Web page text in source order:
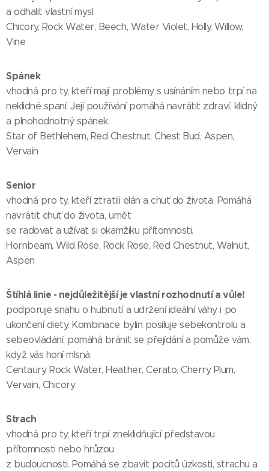
a odhalit vlastní mysl.
Chicory, Rock Water, Beech, Water Violet, Holly, Willow,
Vine
Spánek
vhodná pro ty, kteří mají problémy s usínáním nebo trpí na
neklidné spaní. Její používání pomáhá navrátit zdraví, klidný
a plnohodnotný spánek.
Star of Bethlehem, Red Chestnut, Chest Bud, Aspen,
Vervain
Senior
vhodná pro ty, kteří ztratili elán a chuť do života. Pomáhá
navrátit chuť do života, umět
se radovat a užívat si okamžiku přítomnosti.
Hornbeam, Wild Rose, Rock Rose, Red Chestnut, Walnut,
Aspen
Štíhlá linie - nejdůležitější je vlastní rozhodnutí a vůle!
podporuje snahu o hubnutí a udržení ideální váhy i po
ukončení diety. Kombinace bylin posiluje sebekontrolu a
sebeovládání, pomáhá bránit se přejídání a pomůže vám,
když vás honí mlsná.
Centaury, Rock Water, Heather, Cerato, Cherry Plum,
Vervain, Chicory
Strach
vhodná pro ty, kteří trpí zneklidňující představou
přítomnosti nebo hrůzou
z budoucnosti. Pomáhá se zbavit pocitů úzkosti, strachu a